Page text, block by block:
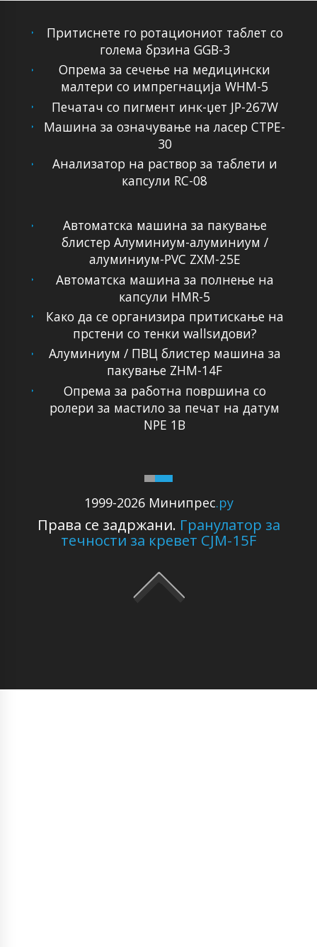
Притиснете го ротациониот таблет со
голема брзина GGB-3
Опрема за сечење на медицински
малтери со импрегнација WHM-5
Печатач со пигмент инк-џет JP-267W
Машина за означување на ласер CTPE-
30
Анализатор на раствор за таблети и
капсули RC-08
1999-2026 Минипрес.ру
Права се задржани. Гранулатор за
течности за кревет CJM-15F
Автоматска машина за пакување
блистер Алуминиум-алуминиум /
алуминиум-PVC ZXM-25E
Автоматска машина за полнење на
капсули HMR-5
Како да се организира притискање на
прстени со тенки wallsидови?
Алуминиум / ПВЦ блистер машина за
пакување ZHM-14F
Опрема за работна површина со
ролери за мастило за печат на датум
NPE 1B